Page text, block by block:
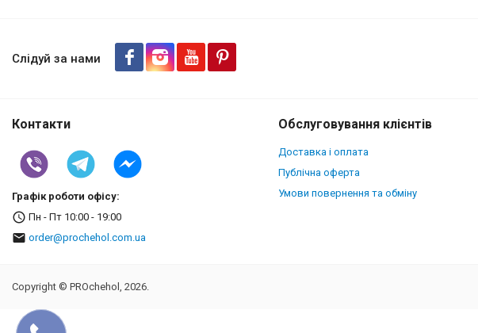
Слідуй за нами
Контакти
Графік роботи офісу:
Пн - Пт 10:00 - 19:00
order@prochehol.com.ua
Обслуговування клієнтів
Доставка і оплата
Публічна оферта
Умови повернення та обміну
Copyright © PROchehol, 2026.